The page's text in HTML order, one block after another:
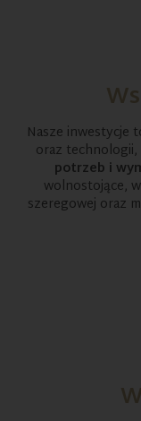
Nasze inwestycje
oraz
potrzeb i
wolnostojące,
szeregowej oraz